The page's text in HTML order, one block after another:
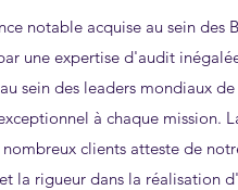
notable acquise au sein des
une expertise d'audit
sein des leaders mondiaux
à chaque mission.
clients atteste de
la rigueur dans la réalisation